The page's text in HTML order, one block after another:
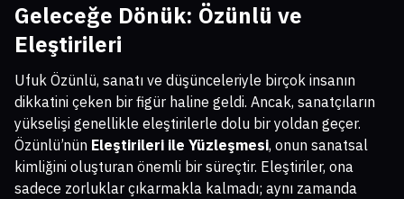
Geleceğe Dönük: Özünlü ve
Eleştirileri
Ufuk Özünlü, sanatı ve düşünceleriyle birçok insanın
dikkatini çeken bir figür haline geldi. Ancak, sanatçıların
yükselişi genellikle eleştirilerle dolu bir yoldan geçer.
Özünlü’nün Eleştirileri ile Yüzleşmesi, onun sanatsal
kimliğini oluşturan önemli bir süreçtir. Eleştiriler, ona
sadece zorluklar çıkarmakla kalmadı; aynı zamanda